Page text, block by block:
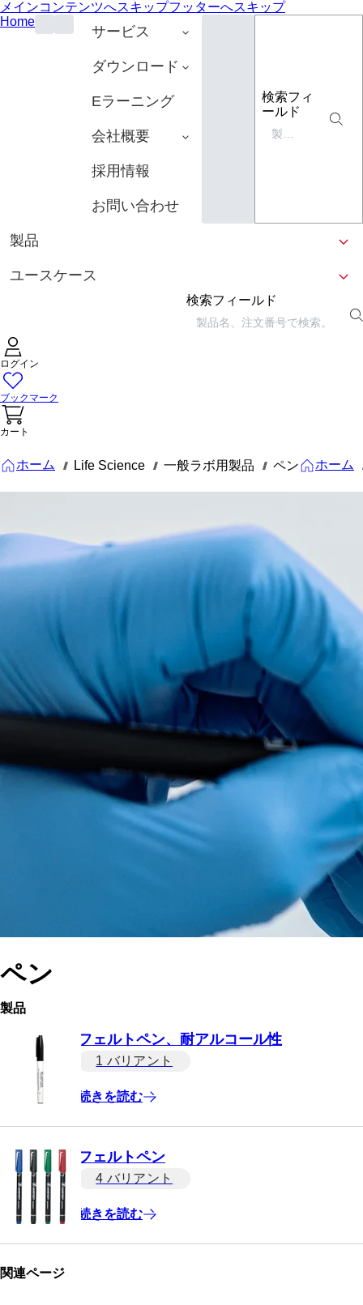
メインコンテンツへスキップフッターへスキップ
Home
サービス
ダウンロード
Eラーニング
会社概要
採用情報
お問い合わせ
検索フィ
ールド
製品
ユースケース
検索フィールド
ログイン
ブックマーク
カート
ホーム /// Life Science /// 一般ラボ用製品 /// ペン ホーム
ペン
製品
フェルトペン、耐アルコール性
1 バリアント
続きを読む
フェルトペン
4 バリアント
続きを読む
関連ページ